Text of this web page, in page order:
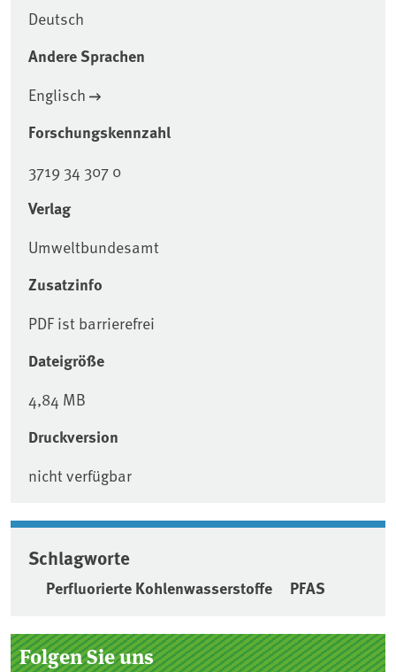
Deutsch
Andere Sprachen
Englisch
Forschungskennzahl
3719 34 307 0
Verlag
Umweltbundesamt
Zusatzinfo
PDF ist barrierefrei
Dateigröße
4,84 MB
Druckversion
nicht verfügbar
Schlagworte
Perfluorierte Kohlenwasserstoffe PFAS
Seitenleiste
Folgen Sie uns